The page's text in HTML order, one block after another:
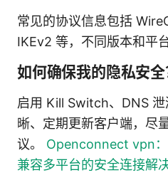
常见的协议信息包括
IKEv2 等，不同版本和平
如何确保我的隐私安全
启用 Kill Switch、DNS
晰、定期更新客户端，尽
议。 Openconnect vpn：
兼容多平台的安全连接解